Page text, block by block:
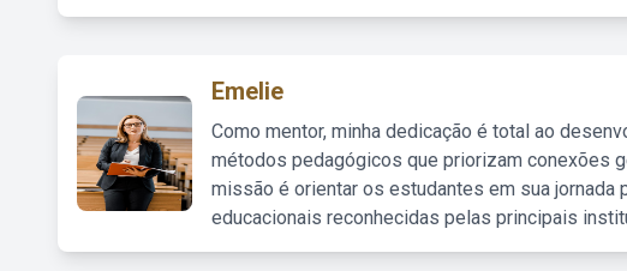
Emelie
Como mentor, minha dedicação é total ao
métodos pedagógicos que priorizam conexões
missão é orientar os estudantes em sua jornada
educacionais reconhecidas pelas principais